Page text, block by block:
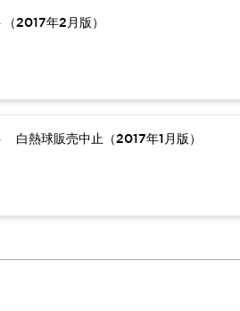
2017年2月版）
熱球販売中止（2017年1月版）